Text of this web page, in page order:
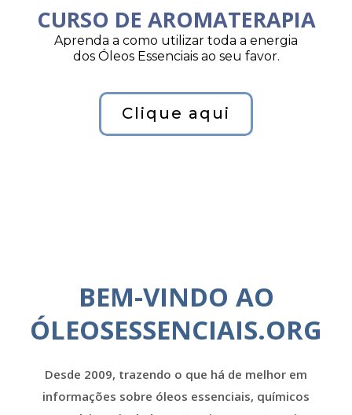
CURSO DE AROMATERAPIA
Aprenda a como utilizar toda a energia
dos Óleos Essenciais ao seu favor.
Clique aqui
BEM-VINDO AO
ÓLEOSESSENCIAIS.ORG
Desde 2009, trazendo o que há de melhor em
informações sobre óleos essenciais, químicos